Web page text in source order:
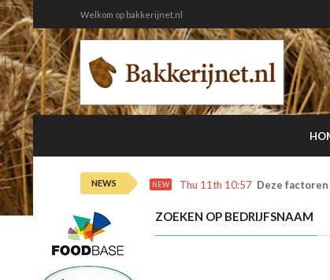
Welkom op bakkerijnet.nl
NEWS NEW Thu 11th 10:57 Deze
ZOEKEN OP BEDRIJFSNAAM